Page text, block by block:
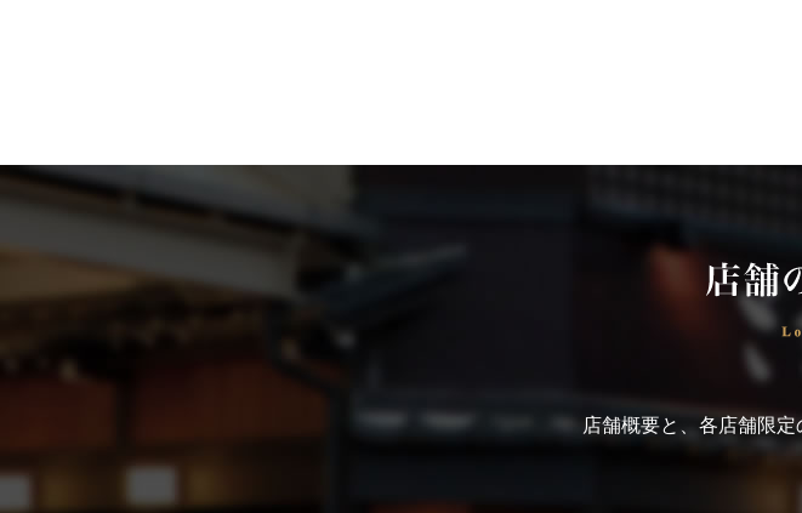
店舗概要と、各店舗限定